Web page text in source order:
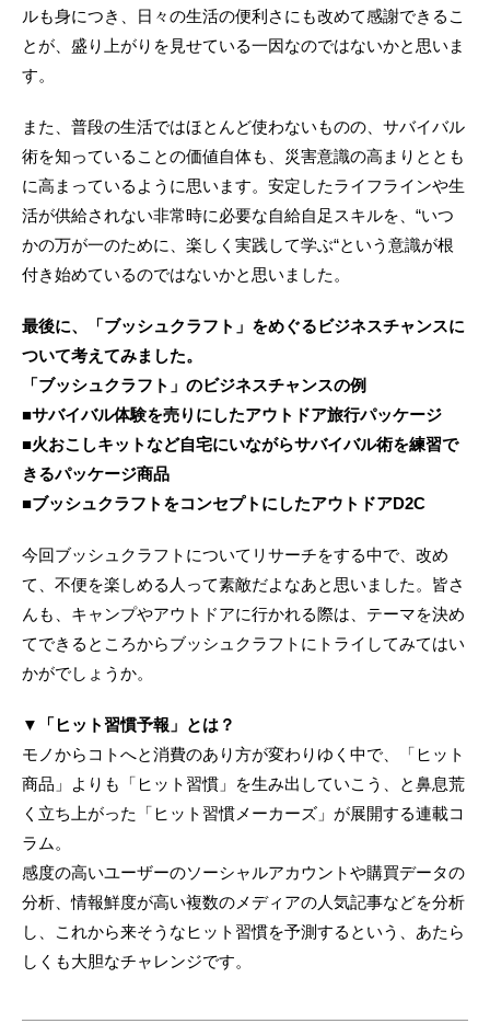
ルも身につき、日々の生活の便利さにも改めて感謝できるこ
とが、盛り上がりを見せている一因なのではないかと思いま
す。
また、普段の生活ではほとんど使わないものの、サバイバル
術を知っていることの価値自体も、災害意識の高まりととも
に高まっているように思います。安定したライフラインや生
活が供給されない非常時に必要な自給自足スキルを、“いつ
かの万が一のために、楽しく実践して学ぶ“という意識が根
付き始めているのではないかと思いました。
最後に、「ブッシュクラフト」をめぐるビジネスチャンスに
ついて考えてみました。
「ブッシュクラフト」のビジネスチャンスの例
■サバイバル体験を売りにしたアウトドア旅行パッケージ
■火おこしキットなど自宅にいながらサバイバル術を練習で
きるパッケージ商品
■ブッシュクラフトをコンセプトにしたアウトドアD2C
今回ブッシュクラフトについてリサーチをする中で、改め
て、不便を楽しめる人って素敵だよなあと思いました。皆さ
んも、キャンプやアウトドアに行かれる際は、テーマを決め
てできるところからブッシュクラフトにトライしてみてはい
かがでしょうか。
▼「ヒット習慣予報」とは？
モノからコトへと消費のあり方が変わりゆく中で、「ヒット
商品」よりも「ヒット習慣」を生み出していこう、と鼻息荒
く立ち上がった「ヒット習慣メーカーズ」が展開する連載コ
ラム。
感度の高いユーザーのソーシャルアカウントや購買データの
分析、情報鮮度が高い複数のメディアの人気記事などを分析
し、これから来そうなヒット習慣を予測するという、あたら
しくも大胆なチャレンジです。